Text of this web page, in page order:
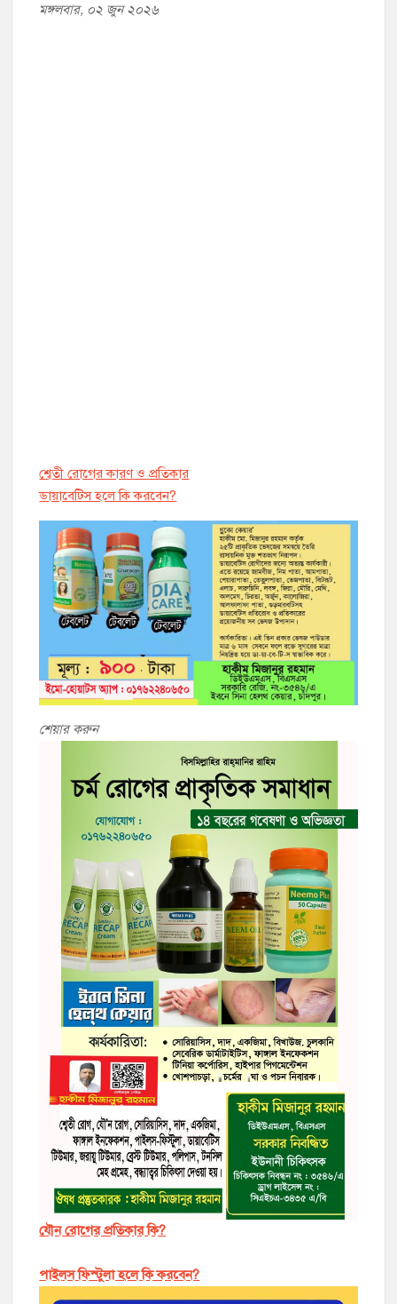
মঙ্গলবার, ০২ জুন ২০২৬
শ্বেতী রোগের কারণ ও প্রতিকার
ডায়াবেট্সি হলে কি করবেন?
শেয়ার করুন
যৌন রোগের প্রতিকার কি?
পাইলস ফিস্টুলা হলে কি করবেন?